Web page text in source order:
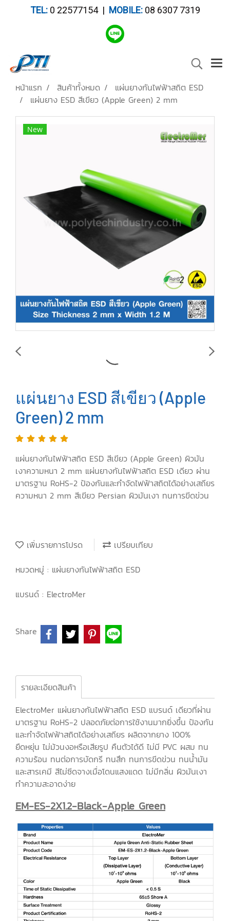
TEL:0 22577154 | MOBILE: 08 6307 7319
หน้าแรก สินค้าทั้งหมด
แผ่นยางกันไฟฟ้าสถิต ESD
แผ่นยาง ESD สีเขียว (Apple Green) 2 mm
New
แผ่นยาง ESD สีเขียว (Apple
Green) 2 mm
แผ่นยางกันไฟฟ้าสถิต ESD สีเขียว (Apple Green) ผิวมัน
เงาความหนา 2 mm แผ่นยางกันไฟฟ้าสถิต ESD เดียว ผ่าน
มาตรฐาน RoHS-2 ป้องกันและกำจัดไฟฟ้าสถิตได้อย่างเสถียร
ความหนา 2 mm สีเขียว Persian ผิวมันเงา ทนการขีดข่วน
เพิ่มรายการโปรด
เปรียบเทียบ
หมวดหมู่ : แผ่นยางกันไฟฟ้าสถิต ESD
แบรนด์ : ElectroMer
Share
รายละเอียดสินค้า
ElectroMer แผ่นยางกันไฟฟ้าสถิต ESD แบรนด์ เดียวที่ผ่าน
มาตรฐาน RoHS-2 ปลอดภัยต่อการใช้งานมากยิ่งขึ้น ป้องกัน
และกำจัดไฟฟ้าสถิตได้อย่างเสถียร ผลิตจากยาง 100%
ยืดหยุ่น ไม่ม้วนงอหรือเสียรูป คืนตัวได้ดี ไม่มี PVC ผสม ทน
ความร้อน ทนต่อการบัดกรี ทนสึก ทนการขีดข่วน ทนน้ำมัน
และสารเคมี สีไม่ซีดจางเมื่อโดนแสงแดด ไม่มีกลิ่น ผิวมันเงา
ทำความสะอาดง่าย
EM-ES-2X1.2-Black-Apple Green